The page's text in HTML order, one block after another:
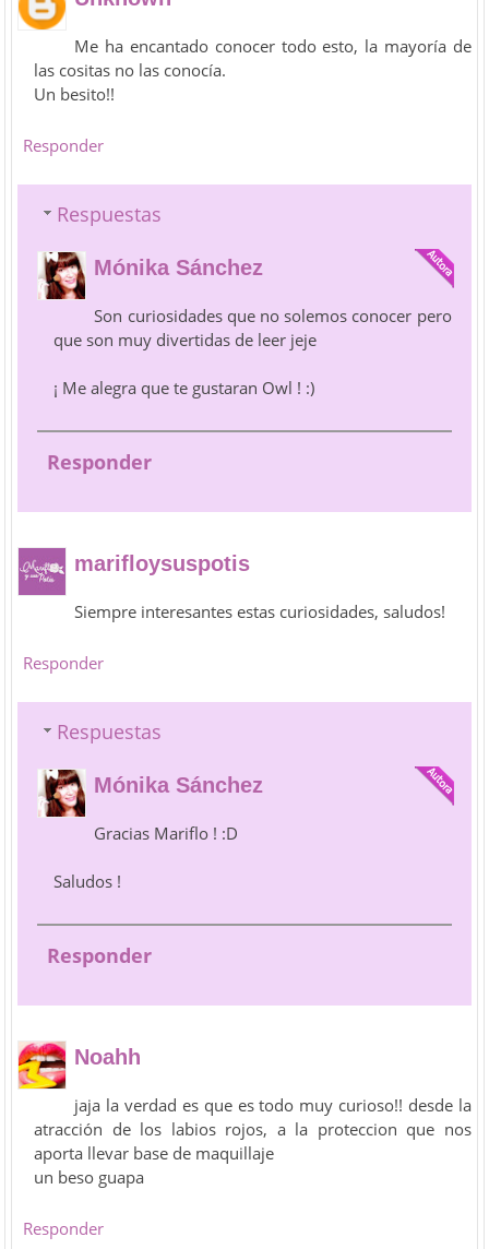
Me ha encantado conocer todo esto, la mayoría de
las cositas no las conocía.
Un besito!!
Responder
Respuestas
Mónika Sánchez
Son curiosidades que no solemos conocer pero
que son muy divertidas de leer jeje
¡ Me alegra que te gustaran Owl ! :)
Responder
marifloysuspotis
Siempre interesantes estas curiosidades, saludos!
Responder
Respuestas
Mónika Sánchez
Gracias Mariflo ! :D
Saludos !
Responder
Noahh
jaja la verdad es que es todo muy curioso!! desde la
atracción de los labios rojos, a la proteccion que nos
aporta llevar base de maquillaje
un beso guapa
Responder